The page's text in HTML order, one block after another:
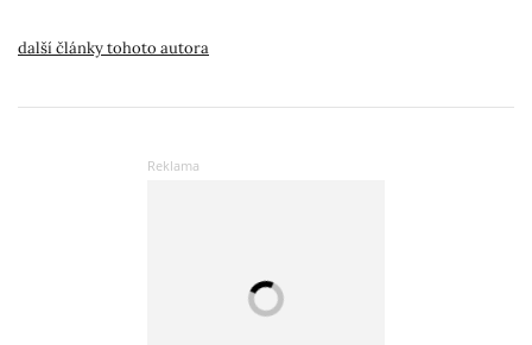
další články tohoto autora